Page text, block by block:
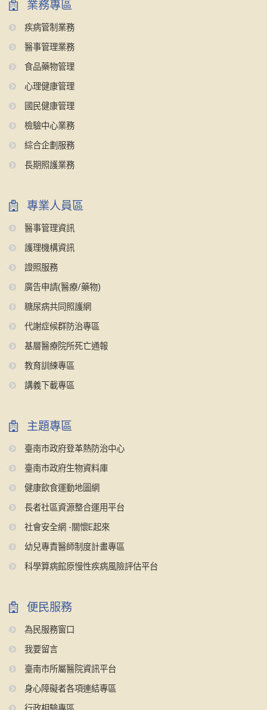
業務專區
疾病管制業務
醫事管理業務
食品藥物管理
心理健康管理
國民健康管理
檢驗中心業務
綜合企劃服務
長期照護業務
專業人員區
醫事管理資訊
護理機構資訊
證照服務
廣告申請(醫療/藥物)
糖尿病共同照護網
代謝症候群防治專區
基層醫療院所死亡通報
教育訓練專區
講義下載專區
主題專區
臺南市政府登革熱防治中心
臺南市政府生物資料庫
健康飲食運動地圖網
長者社區資源整合運用平台
社會安全網 -關懷E起來
幼兒專責醫師制度計畫專區
科學算病館原慢性疾病風險評估平台
便民服務
為民服務窗口
我要留言
臺南市所屬醫院資訊平台
身心障礙者各項連結專區